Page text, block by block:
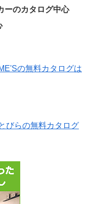
ーのカタログ中心
の無料カタログは
びらの無料カタログ